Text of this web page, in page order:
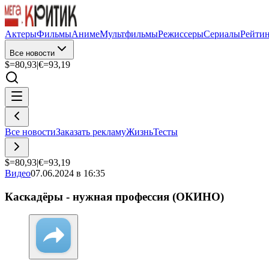
АктерыФильмыАнимеМультфильмыРежиссерыСериалы
Все новости
$=80,93|€=93,19
Все новостиЗаказать рекламуЖизньТесты
$=80,93|€=93,19
Видео07.06.2024 в 16:35
Каскадёры - нужная профессия (ОКИНО)